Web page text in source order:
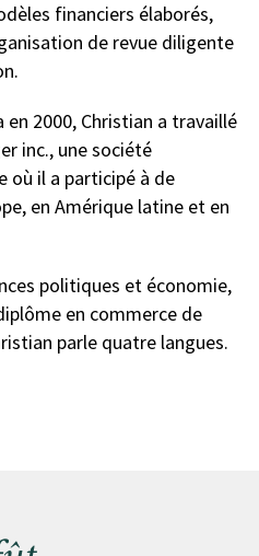
financiers élaborés,
de revue diligente
2000, Christian a travaillé
inc., une société
où il a participé à de
en Amérique latine et en
politiques et économie,
en commerce de
parle quatre langues.